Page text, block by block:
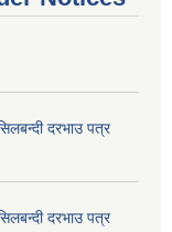
दरभाउ पत्र
दरभाउ पत्र